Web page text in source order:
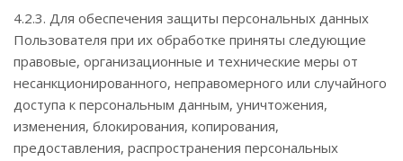
4.2.3. Для обеспечения защиты персональных данных
Пользователя при их обработке приняты следующие
правовые, организационные и технические меры от
несанкционированного, неправомерного или случайного
доступа к персональным данным, уничтожения,
изменения, блокирования, копирования,
предоставления, распространения персональных